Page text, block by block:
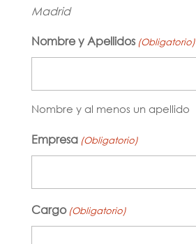
Madrid
Nombre y Apellidos (Obligatorio)
Nombre y al menos un apellido
Empresa (Obligatorio)
Cargo (Obligatorio)